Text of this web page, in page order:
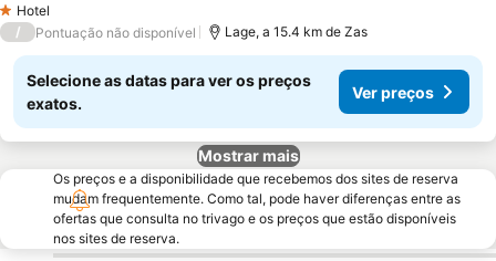
1 Estrelas
Hotel
/ Pontuação não disponível Lage, a 15.4 km de Zas
Selecione as datas para ver os preços
exatos.
Ver preços
Mostrar mais
Os preços e a disponibilidade que recebemos dos sites de reserva
mudam frequentemente. Como tal, pode haver diferenças entre as
ofertas que consulta no trivago e os preços que estão disponíveis
nos sites de reserva.